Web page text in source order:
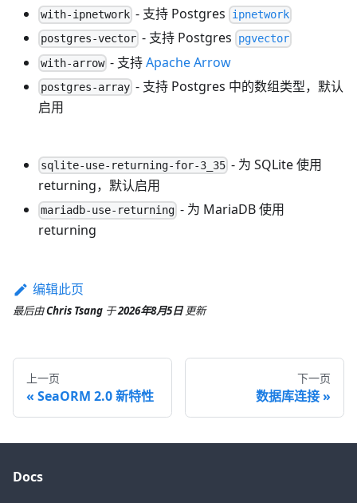
with-ipnetwork - 支持 Postgres ipnetwork
postgres-vector - 支持 Postgres pgvector
with-arrow - 支持Apache Arrow
postgres-array - 支持 Postgres 中的数组类型，默认
启用
sqlite-use-returning-for-3_35 - 为 SQLite 使用
returning，默认启用
mariadb-use-returning - 为 MariaDB 使用
returning
编辑此页
最后由Chris Tsang 于2026年8月5日 更新
上一页
SeaORM 2.0 新特性
下一页
数据库连接
Docs